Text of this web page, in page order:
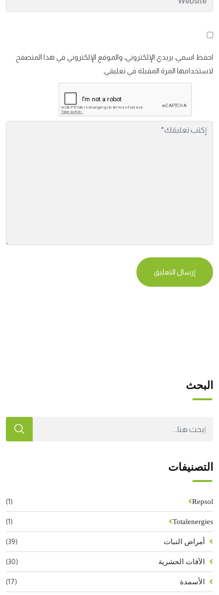
احفظ اسمي، بريدي الإلكتروني، والموقع الإلكتروني في هذا المتصفح
لاستخدامها المرة المقبلة في تعليقي.
البحث
التصنيفات
Repsol
(1)
Totalenergies
(1)
أمراض النبات (39)
الآفات الحشرية (30)
الأسمدة (17)